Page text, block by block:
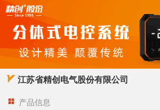
江苏省精创电气股份有限公司
产品信息